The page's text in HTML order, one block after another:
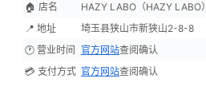
🏠 店名
HAZY LABO（HAZY LABO）
📍 地址
埼玉县狭山市新狭山2-8-8
🕐 营业时间 官方网站查阅确认
💳 支付方式 官方网站查阅确认